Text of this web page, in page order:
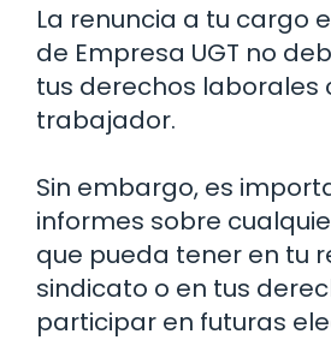
La renuncia a tu cargo
de Empresa UGT no
tus derechos laborales
trabajador.
Sin embargo, es
informes sobre
que pueda tener en tu
sindicato o en tus
participar en futuras